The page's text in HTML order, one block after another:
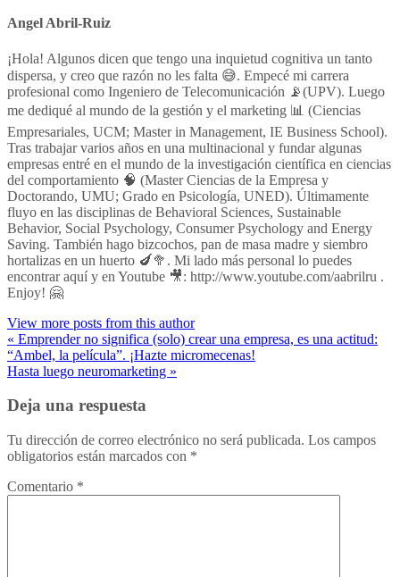
Angel Abril-Ruiz
¡Hola! Algunos dicen que tengo una inquietud cognitiva un tanto
dispersa, y creo que razón no les falta 😅. Empecé mi carrera
profesional como Ingeniero de Telecomunicación 📡(UPV). Luego
me dediqué al mundo de la gestión y el marketing 📊 (Ciencias
Empresariales, UCM; Master in Management, IE Business School).
Tras trabajar varios años en una multinacional y fundar algunas
empresas entré en el mundo de la investigación científica en ciencias
del comportamiento 🧠 (Master Ciencias de la Empresa y
Doctorando, UMU; Grado en Psicología, UNED). Últimamente
fluyo en las disciplinas de Behavioral Sciences, Sustainable
Behavior, Social Psychology, Consumer Psychology and Energy
Saving. También hago bizcochos, pan de masa madre y siembro
hortalizas en un huerto 🍆🥦. Mi lado más personal lo puedes
encontrar aquí y en Youtube 🎥: http://www.youtube.com/aabrilru .
Enjoy! 🤗
View more posts from this author
« Emprender no significa (solo) crear una empresa, es una actitud:
“Ambel, la película”. ¡Hazte micromecenas!
Hasta luego neuromarketing »
Deja una respuesta
Tu dirección de correo electrónico no será publicada. Los campos
obligatorios están marcados con *
Comentario *